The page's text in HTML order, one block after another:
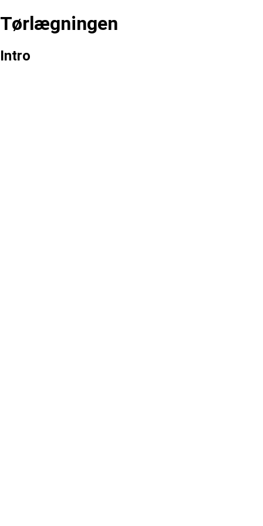
Tørlægningen
Intro